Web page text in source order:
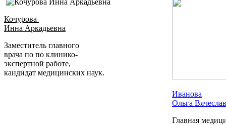
Кочурова
Инна Аркадьевна
Заместитель главного
врача по по клинико-
экспертной работе,
кандидат медицинских наук.
Иванова
Ольга
Главная